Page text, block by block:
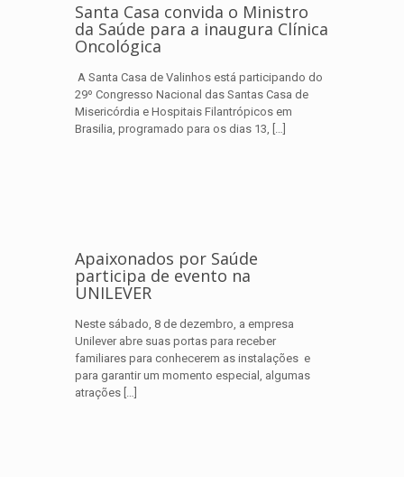
Santa Casa convida o Ministro
da Saúde para a inaugura Clínica
Oncológica
A Santa Casa de Valinhos está participando do
29º Congresso Nacional das Santas Casa de
Misericórdia e Hospitais Filantrópicos em
Brasilia, programado para os dias 13, […]
Apaixonados por Saúde
participa de evento na
UNILEVER
Neste sábado, 8 de dezembro, a empresa
Unilever abre suas portas para receber
familiares para conhecerem as instalações e
para garantir um momento especial, algumas
atrações […]